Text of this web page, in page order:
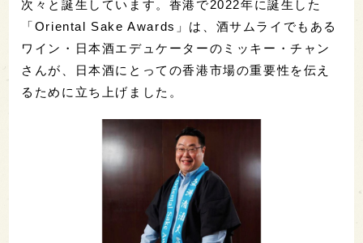
次々と誕生しています。香港で2022年に誕生した
「Oriental Sake Awards」は、酒サムライでもある
ワイン・日本酒エデュケーターのミッキー・チャン
さんが、日本酒にとっての香港市場の重要性を伝え
るために立ち上げました。